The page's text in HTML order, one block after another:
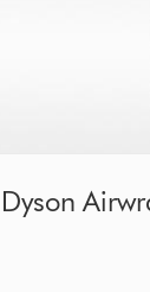
Dyson
Dyson